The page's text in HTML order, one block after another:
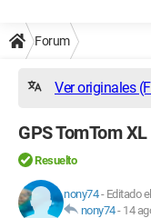
Forum
Ver originales
GPS TomTom
Resuelto
nony74- Editado
nony74- 14